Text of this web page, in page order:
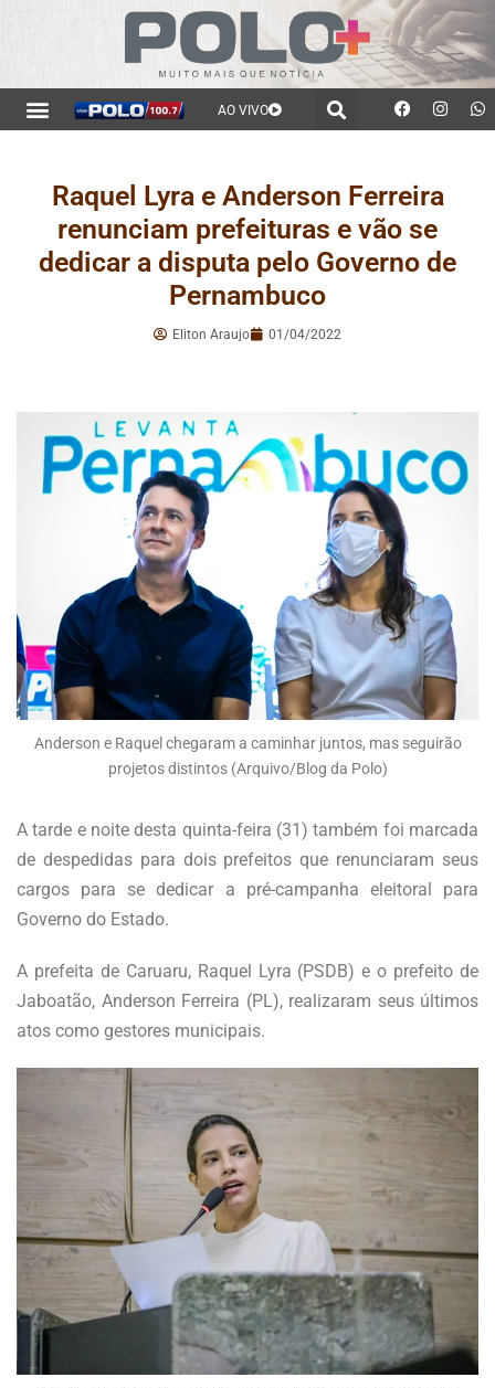
AO VIVO
Raquel Lyra e Anderson Ferreira
renunciam prefeituras e vão se
dedicar a disputa pelo Governo de
Pernambuco
Eliton Araujo 01/04/2022
Anderson e Raquel chegaram a caminhar juntos, mas seguirão
projetos distintos (Arquivo/Blog da Polo)
A tarde e noite desta quinta-feira (31) também foi marcada
de despedidas para dois prefeitos que renunciaram seus
cargos para se dedicar a pré-campanha eleitoral para
Governo do Estado.
A prefeita de Caruaru, Raquel Lyra (PSDB) e o prefeito de
Jaboatão, Anderson Ferreira (PL), realizaram seus últimos
atos como gestores municipais.